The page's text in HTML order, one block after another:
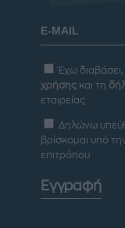
Έχω
χρήσης και τη
εταιρείας
Δηλώνω
βρίσκομαι υπό
επιτρόπου
Εγγραφή